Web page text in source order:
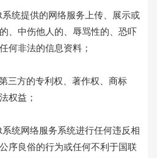
统提供的网络服务上传、展示或
、中伤他人的、辱骂性的、恐吓
何非法的信息资料；
三方的专利权、著作权、商标
权益；
统网络服务系统进行任何违反相
序良俗的行为或任何不利于国联